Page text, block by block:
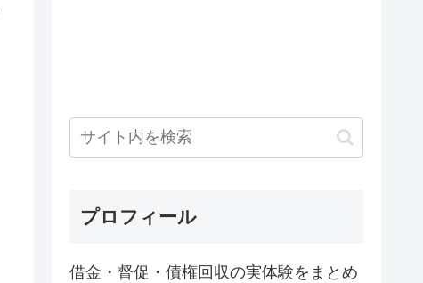
プロフィール
借金・督促・債権回収の実体験をまとめ